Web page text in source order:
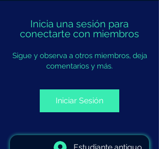
Inicia una sesión para
conectarte con miembros
Sigue y observa a otros miembros, deja
comentarios y más.
Iniciar Sesión
Estudiante antiguo